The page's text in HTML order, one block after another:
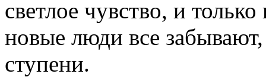
светлое чувство, и
новые люди все
ступени.